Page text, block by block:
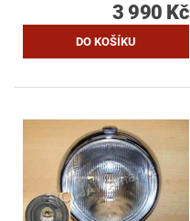
3 990 Kč